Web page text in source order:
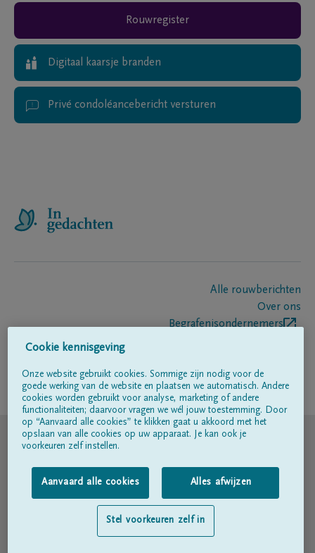
Rouwregister
Digitaal kaarsje branden
Privé condoléancebericht versturen
Alle rouwberichten
Over ons
Begrafenisondernemers
Volg ons op
© DELA
Gebruiksvoorwaarden
Privacyverklaring
Toegankelijkheidsverklaring
Cookie kennisgeving
Onze website gebruikt cookies. Sommige zijn nodig voor de
goede werking van de website en plaatsen we automatisch. Andere
cookies worden gebruikt voor analyse, marketing of andere
functionaliteiten; daarvoor vragen we wél jouw toestemming. Door
op “Aanvaard alle cookies” te klikken gaat u akkoord met het
opslaan van alle cookies op uw apparaat. Je kan ook je
voorkeuren zelf instellen.
Aanvaard alle cookies Alles afwijzen
Stel voorkeuren zelf in